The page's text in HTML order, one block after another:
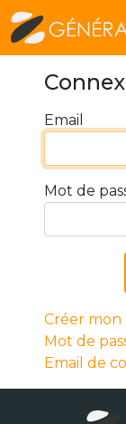
Email
Mot de
Créer
Mot de
Email de